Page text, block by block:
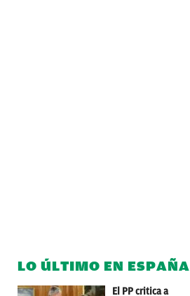
LO ÚLTIMO EN ESPAÑA
El PP critica a